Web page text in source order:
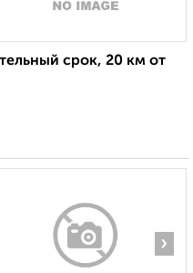
срок, 20 км от
›